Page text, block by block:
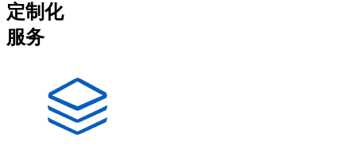
定制化
服务